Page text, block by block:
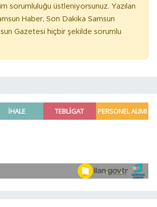
sorumluluğu üstleniyorsunuz. Yazılan
Haber, Son Dakika Samsun
Gazetesi hiçbir şekilde sorumlu